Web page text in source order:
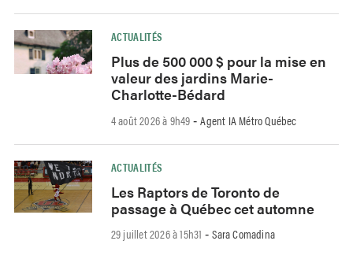
ACTUALITÉS
Plus de 500 000 $ pour la mise en
valeur des jardins Marie-
Charlotte-Bédard
4 août 2026 à 9h49 -Agent IA Métro Québec
ACTUALITÉS
Les Raptors de Toronto de
passage à Québec cet automne
29 juillet 2026 à 15h31 -Sara Comadina